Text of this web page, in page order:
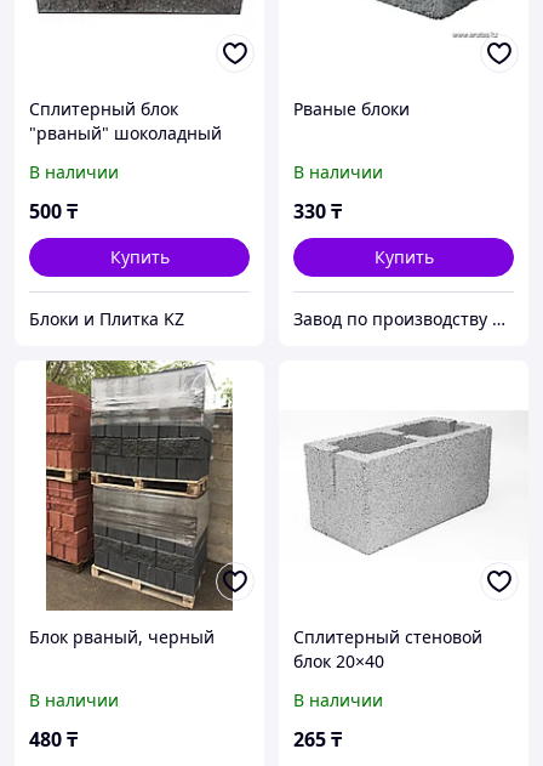
Сплитерный блок
"рваный" шоколадный
В наличии
500₸
Купить
Блоки и Плитка KZ
Рваные блоки
В наличии
330₸
Купить
Завод по производству бетонных изделий "Ару-Тас"
Блок рваный, черный
В наличии
480₸
Сплитерный стеновой
блок 20×40
В наличии
265₸